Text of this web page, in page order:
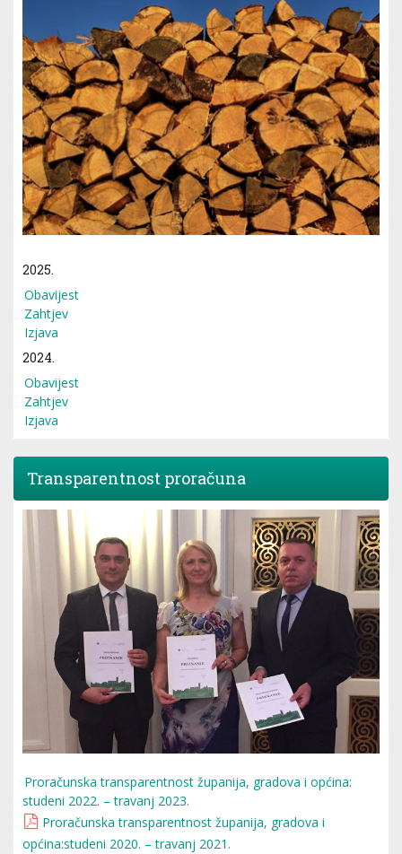
2025.
Obavijest
Zahtjev
Izjava
2024.
Obavijest
Zahtjev
Izjava
Transparentnost proračuna
Proračunska transparentnost županija, gradova i općina:
studeni 2022. – travanj 2023.
Proračunska transparentnost županija, gradova i
općina:studeni 2020. – travanj 2021.